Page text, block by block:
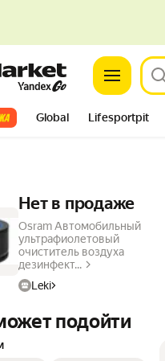
Global Lifesportpit
Нет в продаже
Osram Автомобильный
ультрафиолетовый
очиститель воздуха
дезинфект...
Leki
подойти